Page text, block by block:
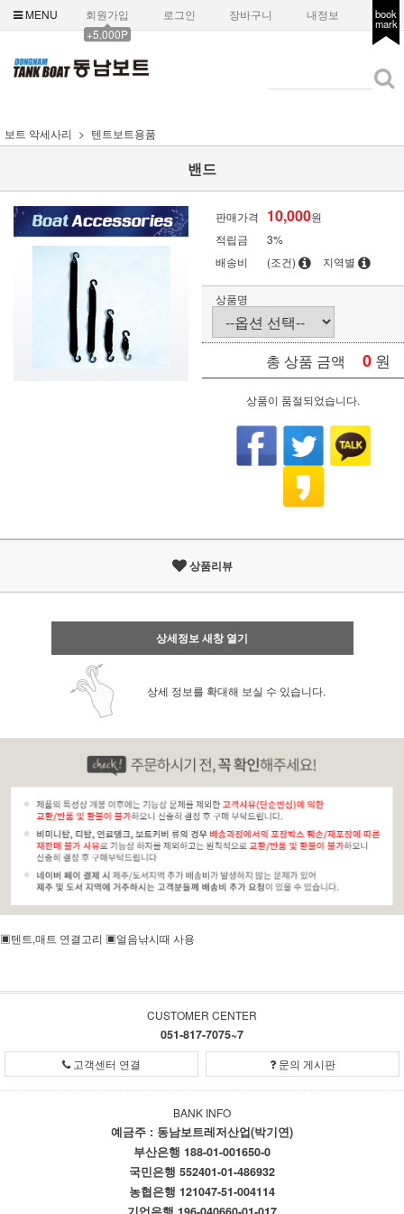
MENU
회원가입
+5,000P
로그인 장바구니 내정보 book
mark
보트 악세사리 텐트보트용품
밴드
판매가격 10,000원
적립금
3%
배송비
(조건) 지역별
상품명
총 상품 금액 0 원
상품이 품절되었습니다.
상품리뷰
상세정보 새창 열기
상세 정보를 확대해 보실 수 있습니다.
▣텐트,매트 연결고리 ▣얼음낚시때 사용
CUSTOMER CENTER
051-817-7075~7
고객센터 연결 문의 게시판
BANK INFO
예금주 : 동남보트레저산업(박기연)
부산은행 188-01-001650-0
국민은행 552401-01-486932
농협은행 121047-51-004114